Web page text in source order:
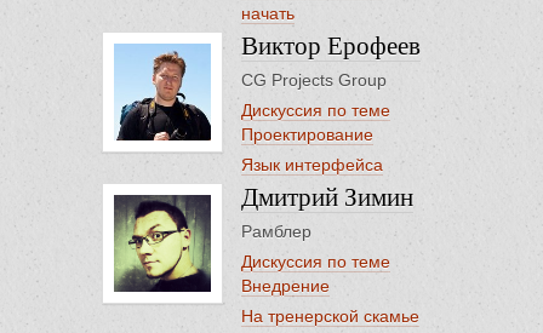
начать
Виктор Ерофеев
CG Projects Group
Дискуссия по теме
Проектирование
Язык интерфейса
Дмитрий Зимин
Рамблер
Дискуссия по теме
Внедрение
На тренерской скамье